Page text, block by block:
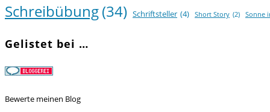
Schreibübung(34) Schriftsteller (4) Short Story (2) Sonne
Gelistet bei …
Bewerte meinen Blog